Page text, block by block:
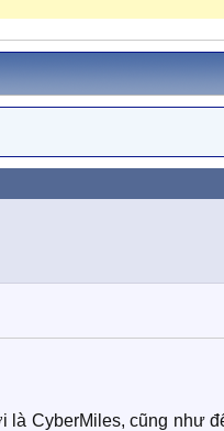
là CyberMiles, cũng như